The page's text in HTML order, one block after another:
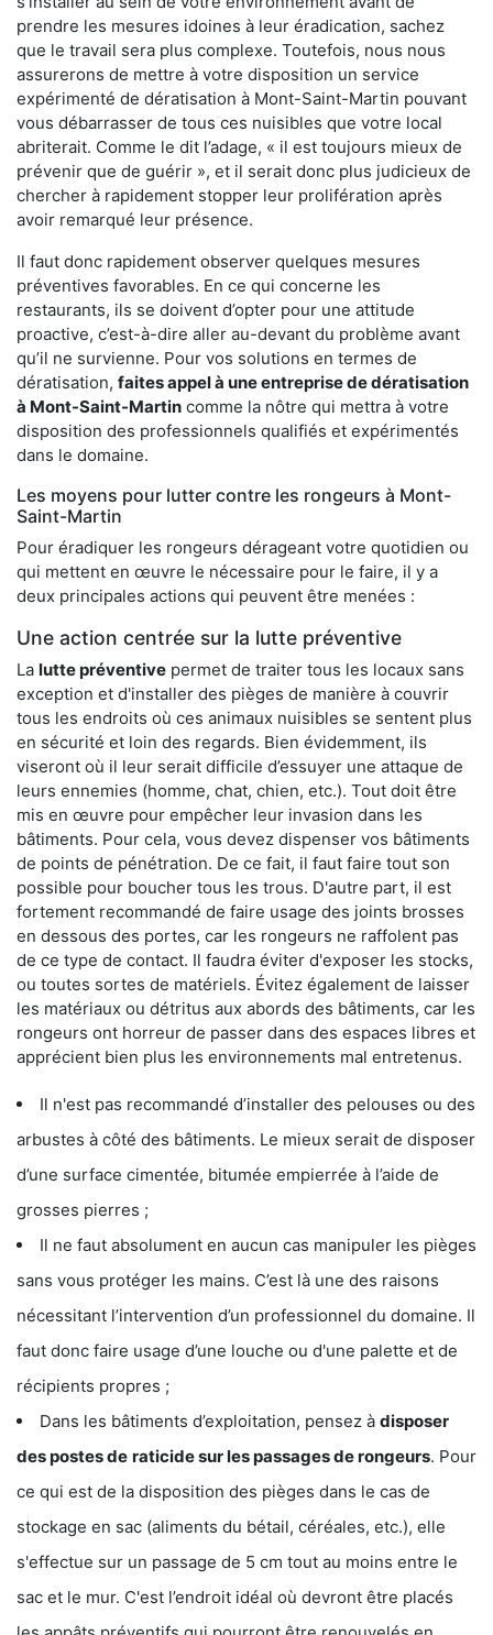
prendre les mesures idoines à leur éradication, sachez
que le travail sera plus complexe. Toutefois, nous nous
assurerons de mettre à votre disposition un service
expérimenté de dératisation à Mont-Saint-Martin pouvant
vous débarrasser de tous ces nuisibles que votre local
abriterait. Comme le dit l’adage, « il est toujours mieux de
prévenir que de guérir », et il serait donc plus judicieux de
chercher à rapidement stopper leur prolifération après
avoir remarqué leur présence.
Il faut donc rapidement observer quelques mesures
préventives favorables. En ce qui concerne les
restaurants, ils se doivent d’opter pour une attitude
proactive, c’est-à-dire aller au-devant du problème avant
qu’il ne survienne. Pour vos solutions en termes de
dératisation, faites appel à une entreprise de dératisation
à Mont-Saint-Martin comme la nôtre qui mettra à votre
disposition des professionnels qualifiés et expérimentés
dans le domaine.
Les moyens pour lutter contre les rongeurs à Mont-
Saint-Martin
Pour éradiquer les rongeurs dérageant votre quotidien ou
qui mettent en œuvre le nécessaire pour le faire, il y a
deux principales actions qui peuvent être menées :
Une action centrée sur la lutte préventive
La lutte préventive permet de traiter tous les locaux sans
exception et d'installer des pièges de manière à couvrir
tous les endroits où ces animaux nuisibles se sentent plus
en sécurité et loin des regards. Bien évidemment, ils
viseront où il leur serait difficile d’essuyer une attaque de
leurs ennemies (homme, chat, chien, etc.). Tout doit être
mis en œuvre pour empêcher leur invasion dans les
bâtiments. Pour cela, vous devez dispenser vos bâtiments
de points de pénétration. De ce fait, il faut faire tout son
possible pour boucher tous les trous. D'autre part, il est
fortement recommandé de faire usage des joints brosses
en dessous des portes, car les rongeurs ne raffolent pas
de ce type de contact. Il faudra éviter d'exposer les stocks,
ou toutes sortes de matériels. Évitez également de laisser
les matériaux ou détritus aux abords des bâtiments, car les
rongeurs ont horreur de passer dans des espaces libres et
apprécient bien plus les environnements mal entretenus.
Il n'est pas recommandé d’installer des pelouses ou des
arbustes à côté des bâtiments. Le mieux serait de disposer
d’une surface cimentée, bitumée empierrée à l’aide de
grosses pierres ;
Il ne faut absolument en aucun cas manipuler les pièges
sans vous protéger les mains. C’est là une des raisons
nécessitant l’intervention d’un professionnel du domaine. Il
faut donc faire usage d’une louche ou d'une palette et de
récipients propres ;
Dans les bâtiments d’exploitation, pensez à disposer
des postes de raticide sur les passages de rongeurs. Pour
ce qui est de la disposition des pièges dans le cas de
stockage en sac (aliments du bétail, céréales, etc.), elle
s'effectue sur un passage de 5 cm tout au moins entre le
sac et le mur. C'est l’endroit idéal où devront être placés